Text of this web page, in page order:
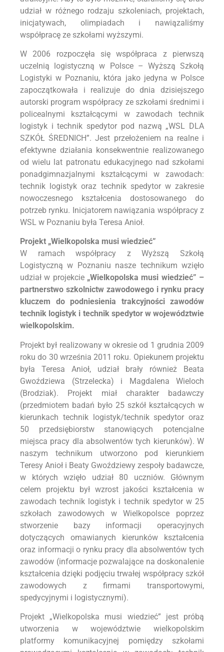
udział w różnego rodzaju szkoleniach, projektach,
inicjatywach, olimpiadach i nawiązaliśmy
współpracę ze szkołami wyższymi.
W 2006 rozpoczęła się współpraca z pierwszą
uczelnią logistyczną w Polsce – Wyższą Szkołą
Logistyki w Poznaniu, która jako jedyna w Polsce
zapoczątkowała i realizuje do dnia dzisiejszego
autorski program współpracy ze szkołami średnimi i
policealnymi kształcącymi w zawodach technik
logistyk i technik spedytor pod nazwą „WSL DLA
SZKÓŁ ŚREDNICH”. Jest przełożeniem na realne i
efektywne działania konsekwentnie realizowanego
od wielu lat patronatu edukacyjnego nad szkołami
ponadgimnazjalnymi kształcącymi w zawodach:
technik logistyk oraz technik spedytor w zakresie
nowoczesnego kształcenia dostosowanego do
potrzeb rynku. Inicjatorem nawiązania współpracy z
WSL w Poznaniu była Teresa Anioł.
Projekt „Wielkopolska musi wiedzieć”
W ramach współpracy z Wyższą Szkołą
Logistyczną w Poznaniu nasze technikum wzięło
udział w projekcie „Wielkopolska musi wiedzieć” –
partnerstwo szkolnictw zawodowego i rynku pracy
kluczem do podniesienia trakcyjności zawodów
technik logistyk i technik spedytor w województwie
wielkopolskim.
Projekt był realizowany w okresie od 1 grudnia 2009
roku do 30 września 2011 roku. Opiekunem projektu
była Teresa Anioł, udział brały również Beata
Gwoździewa (Strzelecka) i Magdalena Wieloch
(Brodziak). Projekt miał charakter badawczy
(przedmiotem badań było 25 szkół kształcących w
kierunkach technik logistyk/technik spedytor oraz
50 przedsiębiorstw stanowiących potencjalne
miejsca pracy dla absolwentów tych kierunków). W
naszym technikum utworzono pod kierunkiem
Teresy Anioł i Beaty Gwoździewy zespoły badawcze,
w których wzięło udział 80 uczniów. Głównym
celem projektu był wzrost jakości kształcenia w
zawodach technik logistyk i technik spedytor w 25
szkołach zawodowych w Wielkopolsce poprzez
stworzenie bazy informacji operacyjnych
dotyczących omawianych kierunków kształcenia
oraz informacji o rynku pracy dla absolwentów tych
zawodów (informacje pozwalające na doskonalenie
kształcenia dzięki podjęciu trwałej współpracy szkół
zawodowych z firmami transportowymi,
spedycyjnymi i logistycznymi).
Projekt „Wielkopolska musi wiedzieć” jest próbą
utworzenia w województwie wielkopolskim
platformy komunikacyjnej pomiędzy szkołami